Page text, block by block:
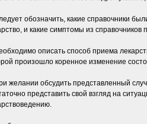
обозначить, какие справочники
и какие симптомы из
описать способ приема
произошло коренное изменение
желании обсудить представленный
представить свой взгляд на